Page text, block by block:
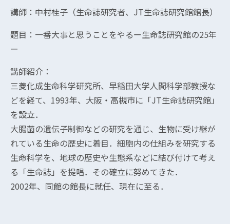
講師：中村桂子（生命誌研究者、JT生命誌研究館館長）
題目：一番大事と思うことをやるー生命誌研究館の25年
ー
講師紹介：
三菱化成生命科学研究所、早稲田大学人間科学部教授な
どを経て、1993年、大阪・高槻市に「JT生命誌研究館」
を設立．
大腸菌の遺伝子制御などの研究を通じ、生物に受け継が
れている生命の歴史に着目．細胞内の仕組みを研究する
生命科学を、地球の歴史や生態系などに結び付けて考え
る「生命誌」を提唱．その確立に努めてきた．
2002年、同館の館長に就任、現在に至る．